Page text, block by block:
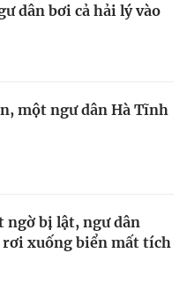
dân bơi cả hải lý vào
một ngư dân Hà Tĩnh
ngờ bị lật, ngư dân
rơi xuống biển mất tích